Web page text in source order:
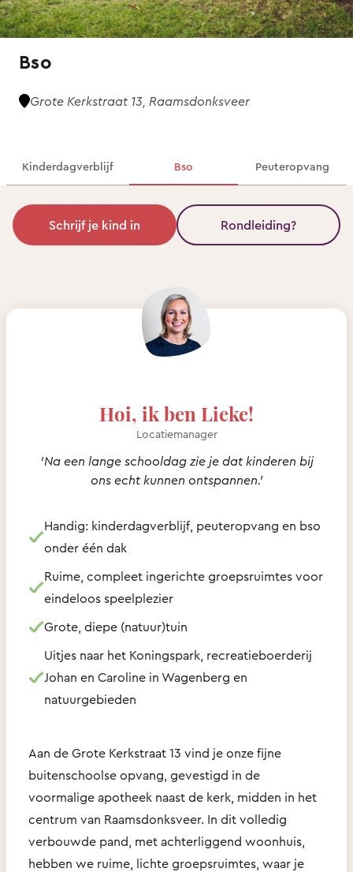
Bso
Grote Kerkstraat 13, Raamsdonksveer
Kinderdagverblijf Bso Peuteropvang
Schrijf je kind in Rondleiding?
Hoi, ik ben Lieke!
Locatiemanager
‘Na een lange schooldag zie je dat kinderen bij
ons echt kunnen ontspannen.’
Handig: kinderdagverblijf, peuteropvang en bso
onder één dak
Ruime, compleet ingerichte groepsruimtes voor
eindeloos speelplezier
Grote, diepe (natuur)tuin
Uitjes naar het Koningspark, recreatieboerderij
Johan en Caroline in Wagenberg en
natuurgebieden
Aan de Grote Kerkstraat 13 vind je onze fijne
buitenschoolse opvang, gevestigd in de
voormalige apotheek naast de kerk, midden in het
centrum van Raamsdonksveer. In dit volledig
verbouwde pand, met achterliggend woonhuis,
hebben we ruime, lichte groepsruimtes, waar je